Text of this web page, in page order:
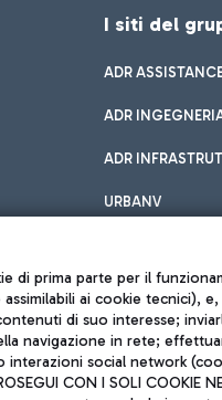
I siti del
ADR
ADR
ADR
URBANV
di prima parte per il
ai cookie tecnici),
di suo interesse;
navigazione in rete;
interazioni social network
CON I SOLI